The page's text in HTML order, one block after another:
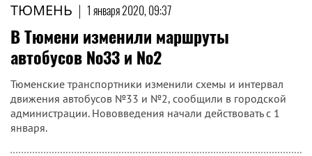
ТЮМЕНЬ | 1 января 2020, 09:37
В Тюмени изменили маршруты
автобусов №33 и №2
Тюменские транспортники изменили схемы и интервал
движения автобусов №33 и №2, сообщили в городской
администрации. Нововведения начали действовать с 1
января.